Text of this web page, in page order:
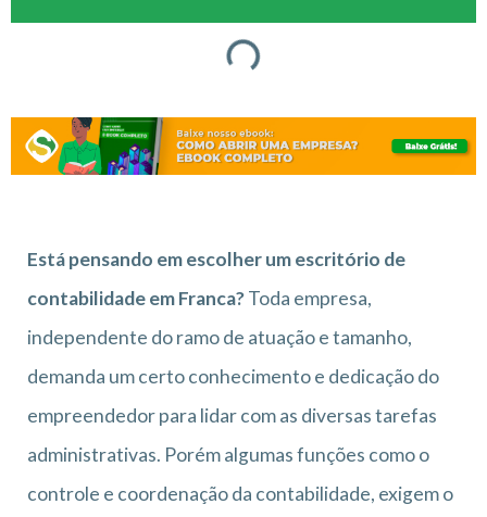
Está pensando em escolher um escritório de
contabilidade em Franca?Toda empresa,
independente do ramo de atuação e tamanho,
demanda um certo conhecimento e dedicação do
empreendedor para lidar com as diversas tarefas
administrativas. Porém algumas funções como o
controle e coordenação da contabilidade, exigem o